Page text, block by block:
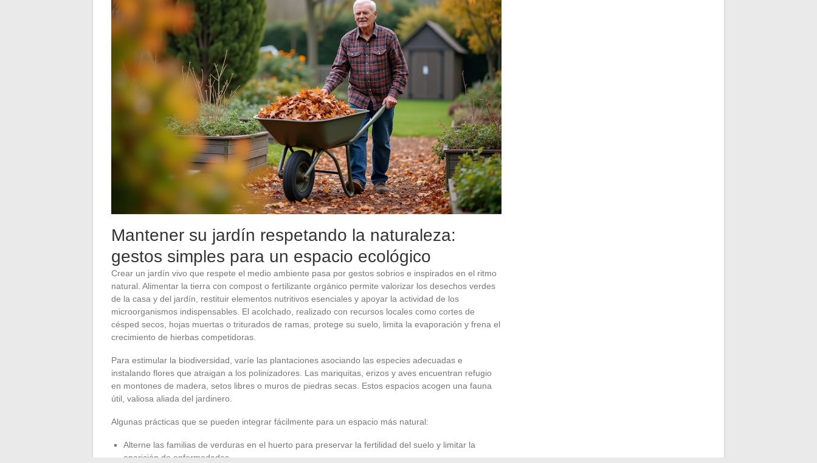
Mantener su jardín respetando la naturaleza:
gestos simples para un espacio ecológico
Crear un jardín vivo que respete el medio ambiente pasa por gestos sobrios e inspirados en el ritmo
natural. Alimentar la tierra con compost o fertilizante orgánico permite valorizar los desechos verdes
de la casa y del jardín, restituir elementos nutritivos esenciales y apoyar la actividad de los
microorganismos indispensables. El acolchado, realizado con recursos locales como cortes de
césped secos, hojas muertas o triturados de ramas, protege su suelo, limita la evaporación y frena el
crecimiento de hierbas competidoras.
Para estimular la biodiversidad, varíe las plantaciones asociando las especies adecuadas e
instalando flores que atraigan a los polinizadores. Las mariquitas, erizos y aves encuentran refugio
en montones de madera, setos libres o muros de piedras secas. Estos espacios acogen una fauna
útil, valiosa aliada del jardinero.
Algunas prácticas que se pueden integrar fácilmente para un espacio más natural:
Alterne las familias de verduras en el huerto para preservar la fertilidad del suelo y limitar la
aparición de enfermedades.